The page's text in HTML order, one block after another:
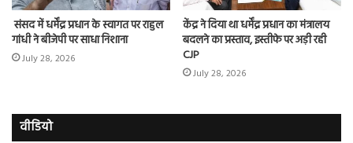
संसद में धर्मेंद्र प्रधान के स्वागत पर राहुल
गांधी ने बीजेपी पर साधा निशाना
July 28, 2026
केंद्र ने दिया था धर्मेंद्र प्रधान का मंत्रालय
बदलने का प्रस्ताव, इस्तीफे पर अड़ी रही
CJP
July 28, 2026
वीडियो